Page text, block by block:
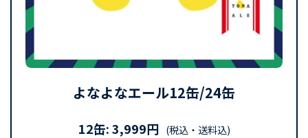
よなよなエール12缶/24缶
12缶: 3,999円 (税込・送料込)